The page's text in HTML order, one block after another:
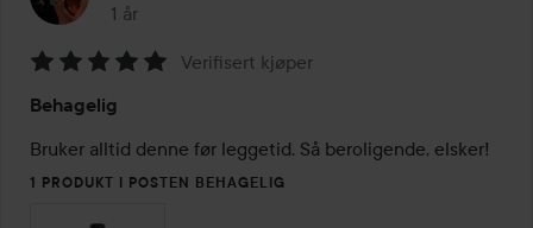
1 år
Innlegget ble opprettet 1 år
5
av
5
Verifisert kjøper
Behagelig
Bruker alltid denne før leggetid. Så beroligende, elsker!
1 PRODUKT I POSTEN BEHAGELIG